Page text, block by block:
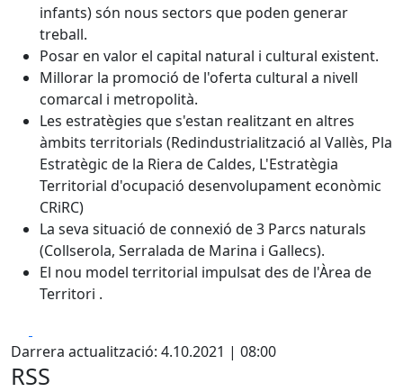
infants) són nous sectors que poden generar
treball.
Posar en valor el capital natural i cultural existent.
Millorar la promoció de l'oferta cultural a nivell
comarcal i metropolità.
Les estratègies que s'estan realitzant en altres
àmbits territorials (Redindustrialització al Vallès, Pla
Estratègic de la Riera de Caldes, L'Estratègia
Territorial d'ocupació desenvolupament econòmic
CRiRC)
La seva situació de connexió de 3 Parcs naturals
(Collserola, Serralada de Marina i Gallecs).
El nou model territorial impulsat des de l'Àrea de
Territori .
Darrera actualització: 4.10.2021 | 08:00
RSS